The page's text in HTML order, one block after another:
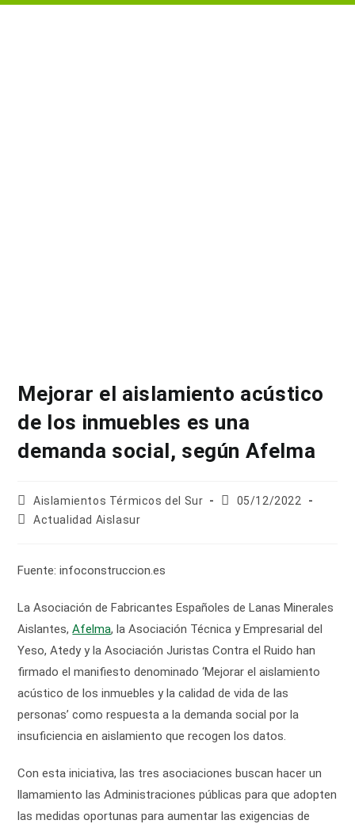
Mejorar el aislamiento acústico
de los inmuebles es una
demanda social, según Afelma
Autor
de
Aislamientos Térmicos del Sur
Publicación
05/12/2022
Categoría
entrada:
Actualidad Aislasur
Fuente: infoconstruccion.es
La Asociación de Fabricantes Españoles de Lanas Minerales
Aislantes,Afelma, la Asociación Técnica y Empresarial del
Yeso, Atedy y la Asociación Juristas Contra el Ruido han
firmado el manifiesto denominado ‘Mejorar el aislamiento
acústico de los inmuebles y la calidad de vida de las
personas’ como respuesta a la demanda social por la
insuficiencia en aislamiento que recogen los datos.
Con esta iniciativa, las tres asociaciones buscan hacer un
llamamiento las Administraciones públicas para que adopten
las medidas oportunas para aumentar las exigencias de